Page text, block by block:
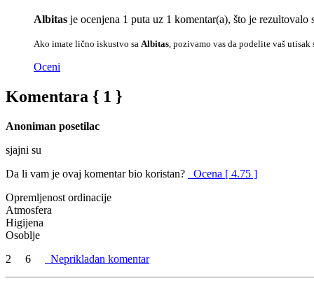
Albitas je ocenjena 1 puta uz 1 komentar(a), što je
Ako imate lično iskustvo sa Albitas , pozivamo vas da podelite vaš
Oceni
Komentara { 1 }
Anoniman posetilac
sjajni su
Da li vam je ovaj komentar bio koristan?
Ocena [ 4.75 ]
Opremljenost ordinacije
Atmosfera
Higijena
Osoblje
2
6 Neprikladan komentar